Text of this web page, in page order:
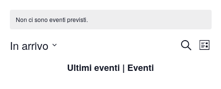
Non ci sono eventi previsti.
E
Cerca
E
Lista
In arrivo
la
Ultimi eventi | Eventi